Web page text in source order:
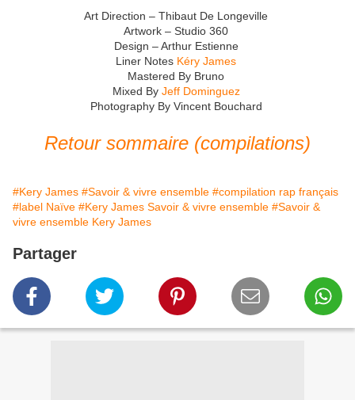
Art Direction – Thibaut De Longeville
Artwork – Studio 360
Design – Arthur Estienne
Liner Notes Kéry James
Mastered By Bruno
Mixed By Jeff Dominguez
Photography By Vincent Bouchard
Retour sommaire (compilations)
#Kery James #Savoir & vivre ensemble #compilation rap français
#label Naïve #Kery James Savoir & vivre ensemble #Savoir &
vivre ensemble Kery James
Partager